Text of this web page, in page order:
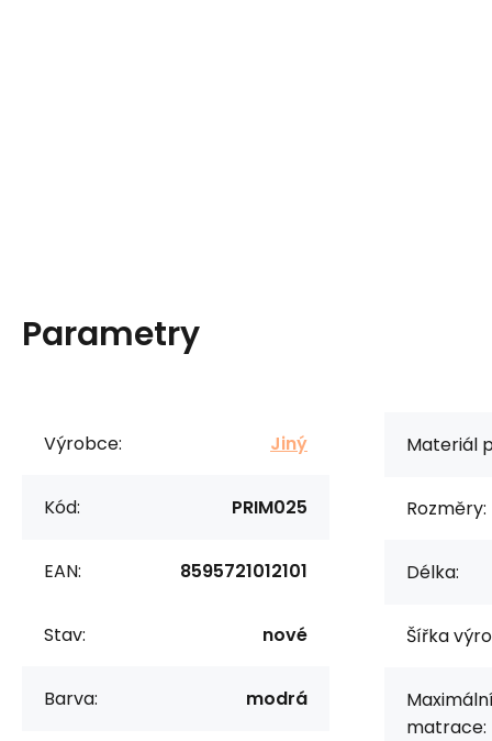
Parametry
Výrobce: Jiný
Kód: PRIM025
EAN: 8595721012101
Stav: nové
Barva: modrá
Materiál
Rozměry:
Délka:
Šířka
matrace: